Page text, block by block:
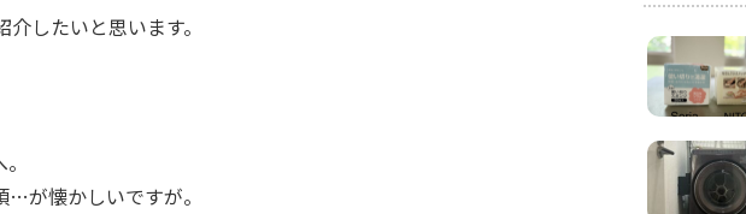
したいと思います。
が懐かしいですが。